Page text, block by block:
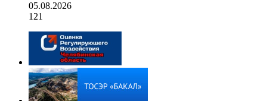
05.08.2026
121